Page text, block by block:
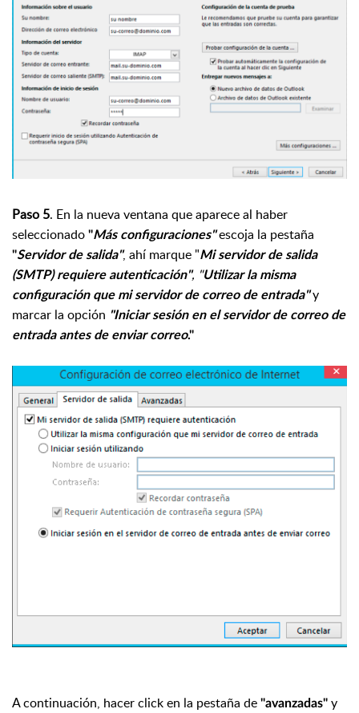
Paso 5. En la nueva ventana que aparece al haber
seleccionado "Más configuraciones" escoja la pestaña
"Servidor de salida", ahí marque "Mi servidor de salida
(SMTP) requiere autenticación", "Utilizar la misma
configuración que mi servidor de correo de entrada" y
marcar la opción "Iniciar sesión en el servidor de correo de
entrada antes de enviar correo."
A continuación, hacer click en la pestaña de "avanzadas" y